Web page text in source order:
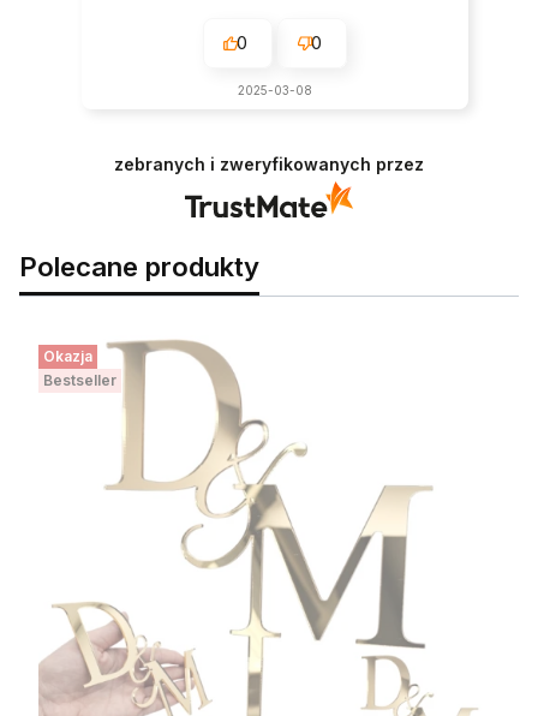
0 0
2025-03-08
zebranych i zweryfikowanych przez
Polecane produkty
Okazja
Bestseller